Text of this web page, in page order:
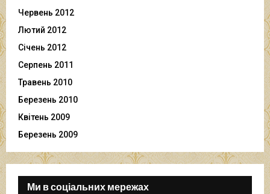
Червень 2012
Лютий 2012
Січень 2012
Серпень 2011
Травень 2010
Березень 2010
Квітень 2009
Березень 2009
Ми в соціальних мережах